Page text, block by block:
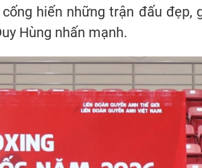
hiến những trận đấu đẹp,
Hùng nhấn mạnh.